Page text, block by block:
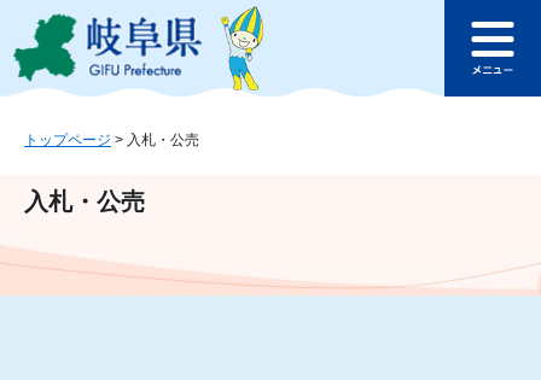
ジ
ュ
文
このページの本文へ
ュ
トップページ > 入札・公売
入札・公売